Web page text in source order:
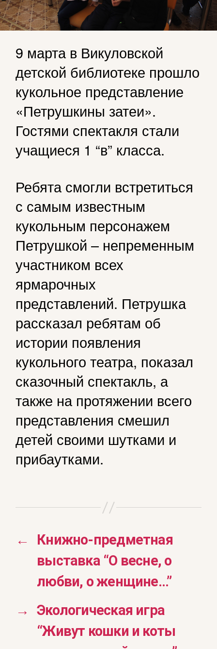
9 марта в Викуловской
детской библиотеке прошло
кукольное представление
«Петрушкины затеи».
Гостями спектакля стали
учащиеся 1 “в” класса.
Ребята смогли встретиться
с самым известным
кукольным персонажем
Петрушкой – непременным
участником всех
ярмарочных
представлений. Петрушка
рассказал ребятам об
истории появления
кукольного театра, показал
сказочный спектакль, а
также на протяжении всего
представления смешил
детей своими шутками и
прибаутками.
←
Книжно-предметная
выставка “О весне, о
любви, о женщине…”
→
Экологическая игра
“Живут кошки и коты